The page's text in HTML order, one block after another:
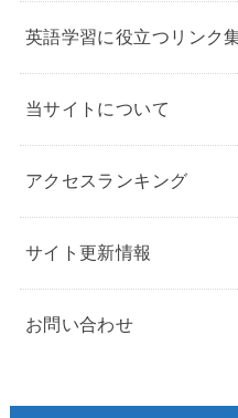
英語学習に役立つリンク
当サイトについて
アクセスランキング
サイト更新情報
お問い合わせ